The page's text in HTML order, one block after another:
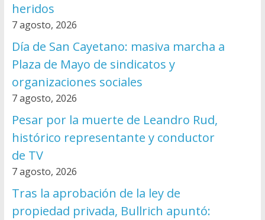
heridos
7 agosto, 2026
Día de San Cayetano: masiva marcha a
Plaza de Mayo de sindicatos y
organizaciones sociales
7 agosto, 2026
Pesar por la muerte de Leandro Rud,
histórico representante y conductor
de TV
7 agosto, 2026
Tras la aprobación de la ley de
propiedad privada, Bullrich apuntó: